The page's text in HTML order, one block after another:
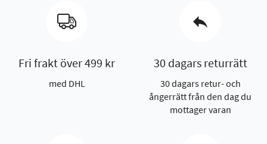
Fri frakt över 499 kr
med DHL
30 dagars returrätt
30 dagars retur- och
ångerrätt från den dag du
mottager varan